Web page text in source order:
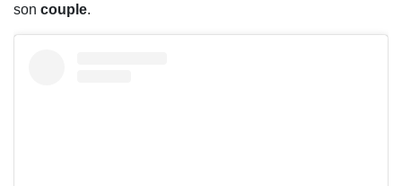
son couple.